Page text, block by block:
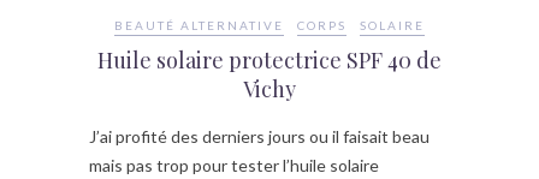
BEAUTÉ ALTERNATIVE CORPS SOLAIRE
Huile solaire protectrice SPF 40 de
Vichy
J’ai profité des derniers jours ou il faisait beau
mais pas trop pour tester l’huile solaire